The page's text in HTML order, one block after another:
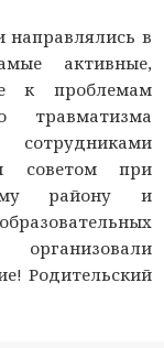
направлялись в
активные,
к проблемам
травматизма
советом при
району и
Родительский